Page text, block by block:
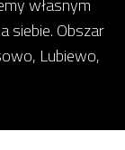
siebie. Obszar
Lubiewo,